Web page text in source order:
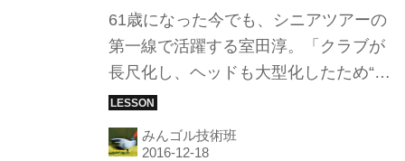
61歳になった今でも、シニアツアーの
第一線で活躍する室田淳。「クラブが
長尺化し、ヘッドも大型化したため“遠
心力”を重視したスウィングに変わって
きた」という。室田に「遠心力をより
大きくするスウィング」をレッスンし
みんゴル技術班